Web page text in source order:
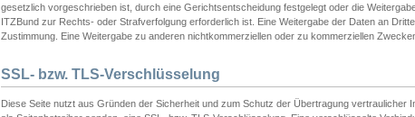
gesetzlich vorgeschrieben ist, durch eine Gerichtsentscheidung festgelegt oder die
ITZBund zur Rechts- oder Strafverfolgung erforderlich ist. Eine Weitergabe der Daten an
Zustimmung. Eine Weitergabe zu anderen nichtkommerziellen oder zu kommerziellen
SSL- bzw. TLS-Verschlüsselung
Diese Seite nutzt aus Gründen der Sicherheit und zum Schutz der Übertragung vertraulicher